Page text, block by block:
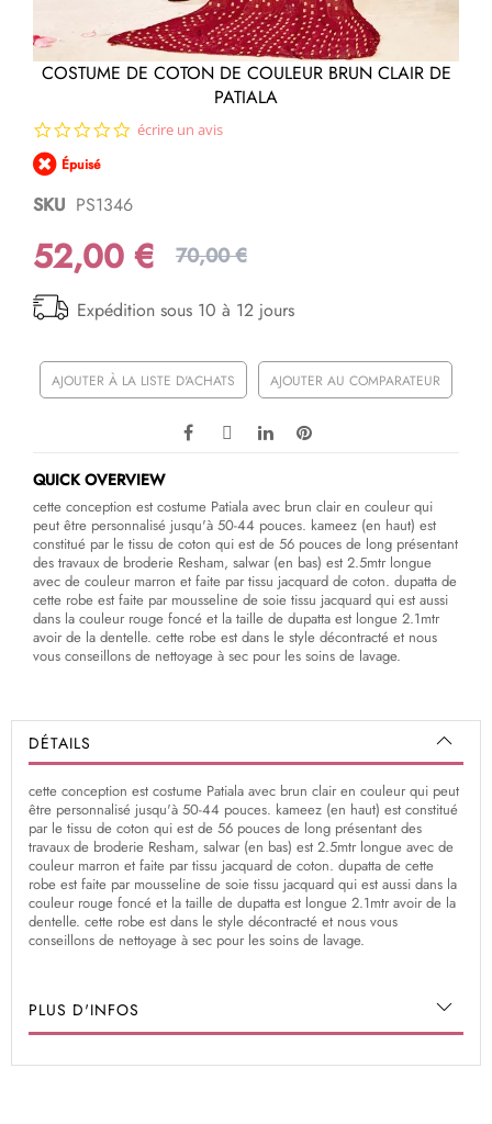
Passer
de
la
Galerie
d’images
COSTUME DE COTON DE COULEUR BRUN CLAIR DE
PATIALA
0.0
écrire un avis
Épuisé
SKU PS1346
52,00 € 70,00 €
Expédition sous 10 à 12 jours
AJOUTER À LA LISTE D'ACHATS AJOUTER AU COMPARATEUR
QUICK OVERVIEW
cette conception est costume Patiala avec brun clair en couleur qui
peut être personnalisé jusqu'à 50-44 pouces. kameez (en haut) est
constitué par le tissu de coton qui est de 56 pouces de long présentant
des travaux de broderie Resham, salwar (en bas) est 2.5mtr longue
avec de couleur marron et faite par tissu jacquard de coton. dupatta de
cette robe est faite par mousseline de soie tissu jacquard qui est aussi
dans la couleur rouge foncé et la taille de dupatta est longue 2.1mtr
avoir de la dentelle. cette robe est dans le style décontracté et nous
vous conseillons de nettoyage à sec pour les soins de lavage.
DÉTAILS
cette conception est costume Patiala avec brun clair en couleur qui peut
être personnalisé jusqu'à 50-44 pouces. kameez (en haut) est constitué
par le tissu de coton qui est de 56 pouces de long présentant des
travaux de broderie Resham, salwar (en bas) est 2.5mtr longue avec de
couleur marron et faite par tissu jacquard de coton. dupatta de cette
robe est faite par mousseline de soie tissu jacquard qui est aussi dans la
couleur rouge foncé et la taille de dupatta est longue 2.1mtr avoir de la
dentelle. cette robe est dans le style décontracté et nous vous
conseillons de nettoyage à sec pour les soins de lavage.
PLUS D'INFOS